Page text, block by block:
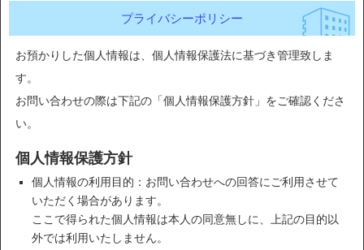
プライバシーポリシー
お預かりした個人情報は、個人情報保護法に基づき管理致しま
す。
お問い合わせの際は下記の「個人情報保護方針」をご確認くださ
い。
個人情報保護方針
個人情報の利用目的：お問い合わせへの回答にご利用させて
いただく場合があります。
ここで得られた個人情報は本人の同意無しに、上記の目的以
外では利用いたしません。